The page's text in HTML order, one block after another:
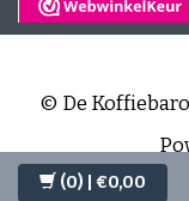
© De
(0) | €0,00